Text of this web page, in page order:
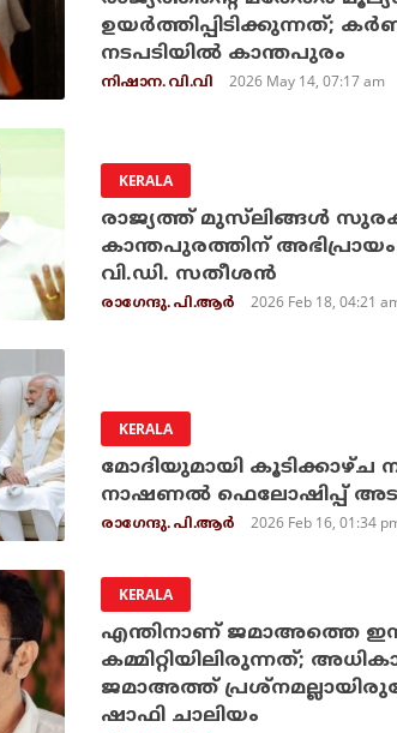
ഉയര്‍ത്തിപ്പിടിക്കുന്നത്;
നടപടിയില്‍ കാന്തപുരം
നിഷാന. വി.വി 2026 May 14, 07:17 am
KERALA
രാജ്യത്ത് മുസ്‌ലിങ്ങൾ
കാന്തപുരത്തിന് അഭിപ്രായം
വി.ഡി. സതീശന്‍
രാഗേന്ദു. പി.ആര്‍ 2026 Feb 18, 04:21
KERALA
മോദിയുമായി കൂടിക്കാഴ്ച
നാഷണല്‍ ഫെലോഷിപ്പ്
രാഗേന്ദു. പി.ആര്‍ 2026 Feb 16, 01:34
KERALA
എന്തിനാണ് ജമാഅത്തെ
കമ്മിറ്റിയിലിരുന്നത്;
ജമാഅത്ത്
ഷാഫി ചാലിയം